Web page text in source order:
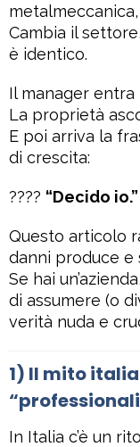
Cambia il
è identico.
Il manager entra
La proprietà
E poi arriva la
di crescita:
???? “Decido io.”
Questo articolo
danni produce e
Se hai
di assumere (o
verità nuda e
1) Il mito
In Italia c’è un